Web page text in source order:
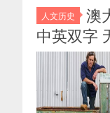
人文历史
澳
中英双字